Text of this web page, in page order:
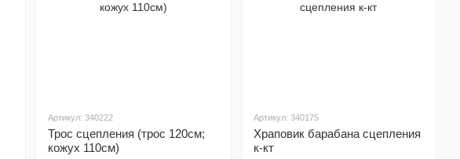
Артикул: 340222
Трос сцепления (трос 120см;
кожух 110см)
Артикул: 340175
Храповик барабана сцепления
к-кт